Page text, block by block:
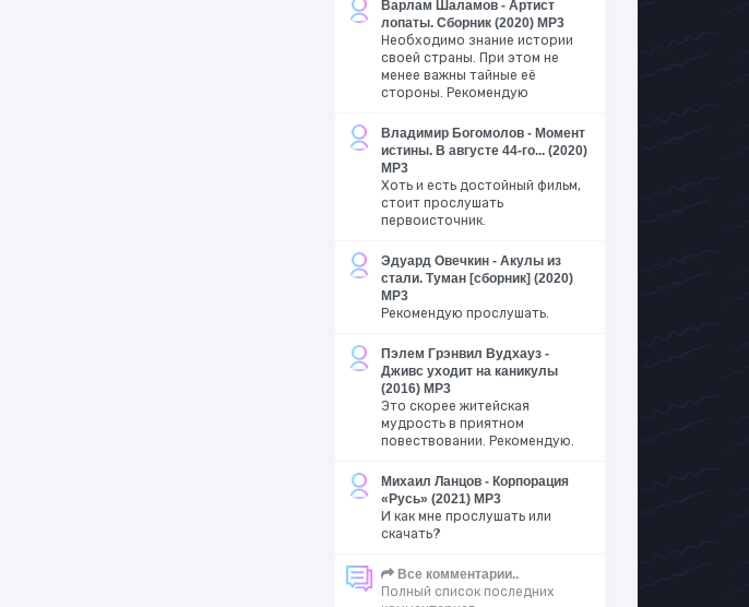
Варлам Шаламов - Артист
лопаты. Сборник (2020) MP3
Необходимо знание истории
своей страны. При этом не
менее важны тайные её
стороны. Рекомендую
Владимир Богомолов - Момент
истины. В августе 44-го... (2020)
MP3
Хоть и есть достойный фильм,
стоит прослушать
первоисточник.
Эдуард Овечкин - Акулы из
стали. Туман [сборник] (2020)
MP3
Рекомендую прослушать.
Пэлем Грэнвил Вудхауз -
Дживс уходит на каникулы
(2016) MP3
Это скорее житейская
мудрость в приятном
повествовании. Рекомендую.
Михаил Ланцов - Корпорация
«Русь» (2021) MP3
И как мне прослушать или
скачать?
Все комментарии..
Полный список последних